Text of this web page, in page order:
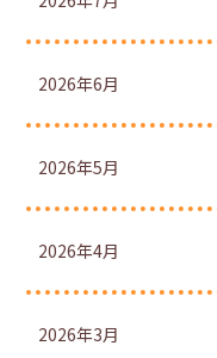
2026年6月
2026年5月
2026年4月
2026年3月